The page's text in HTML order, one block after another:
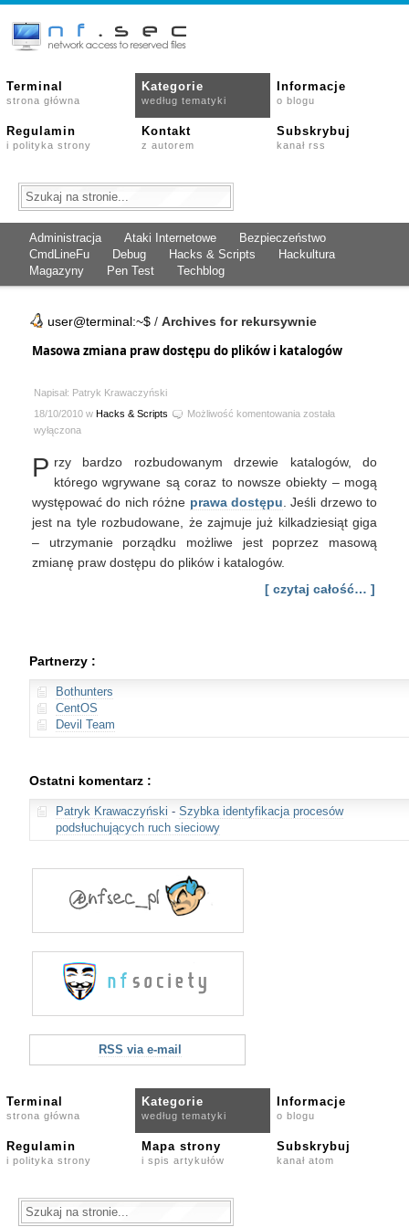
Terminal
strona główna
Kategorie
według tematyki
Informacje
o blogu
Regulamin
i polityka strony
Kontakt
z autorem
Subskrybuj
kanał rss
Administracja Ataki Internetowe
Bezpieczeństwo
CmdLineFu
Debug Hacks & Scripts
Hackultura
Magazyny
Pen Test Techblog
user@terminal:~$ / Archives for rekursywnie
Masowa zmiana praw dostępu do plików i katalogów
Napisał: Patryk Krawaczyński
18/10/2010 w Hacks & Scripts Możliwość komentowania Masowa
dostępu
do
katalogów
została
wyłączona
P rzy bardzo rozbudowanym drzewie katalogów, do
którego wgrywane są coraz to nowsze obiekty – mogą
występować do nich różne prawa dostępu . Jeśli drzewo to
jest na tyle rozbudowane, że zajmuje już kilkadziesiąt giga
– utrzymanie porządku możliwe jest poprzez masową
zmianę praw dostępu do plików i katalogów.
[ czytaj całość… ]
Partnerzy :
Bothunters
CentOS
Devil Team
Ostatni komentarz :
Patryk Krawaczyński - Szybka identyfikacja procesów
podsłuchujących ruch sieciowy
RSS via e-mail
Terminal
strona główna
Kategorie
według tematyki
Informacje
o blogu
Regulamin
i polityka strony
Mapa strony
i spis artykułów
Subskrybuj
kanał atom